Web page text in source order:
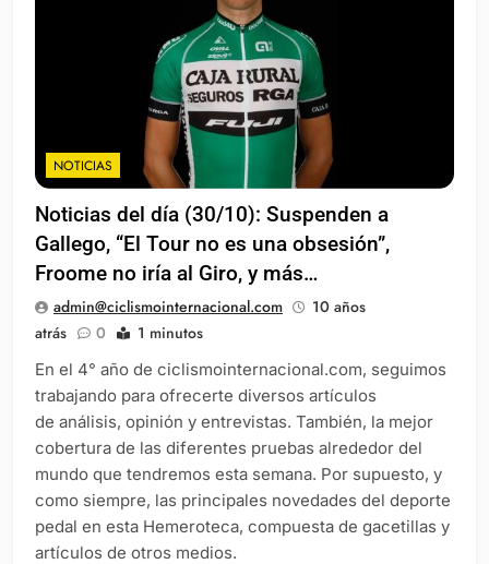
NOTICIAS
Noticias del día (30/10): Suspenden a
Gallego, “El Tour no es una obsesión”,
Froome no iría al Giro, y más…
admin@ciclismointernacional.com
10 años
atrás
0 1 minutos
En el 4° año de ciclismointernacional.com, seguimos
trabajando para ofrecerte diversos artículos
de análisis, opinión y entrevistas. También, la mejor
cobertura de las diferentes pruebas alrededor del
mundo que tendremos esta semana. Por supuesto, y
como siempre, las principales novedades del deporte
pedal en esta Hemeroteca, compuesta de gacetillas y
artículos de otros medios.